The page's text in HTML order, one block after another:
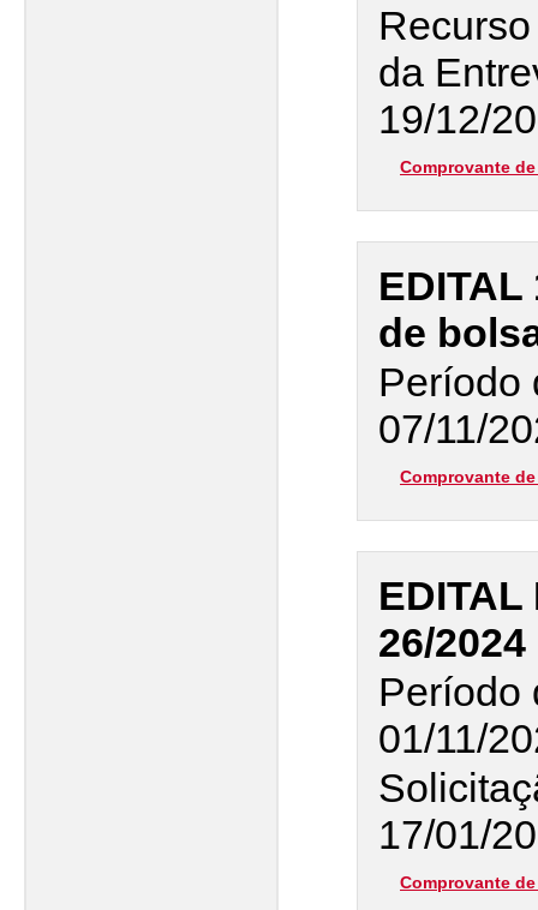
da
19/12/
Comprovante
EDITAL
de
Período
07/11/
Comprovante
EDITAL
26/2024
Período
01/11/
17/01/
Comprovante